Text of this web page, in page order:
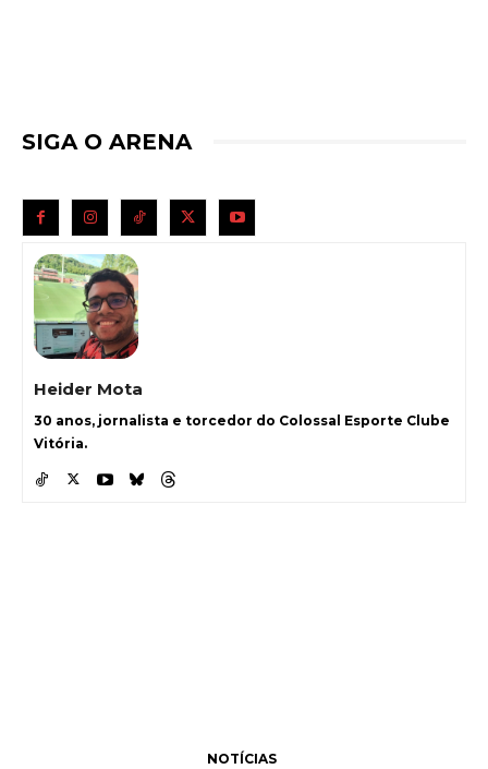
SIGA O ARENA
Heider Mota
30 anos, jornalista e torcedor do Colossal Esporte Clube
Vitória.
NOTÍCIAS